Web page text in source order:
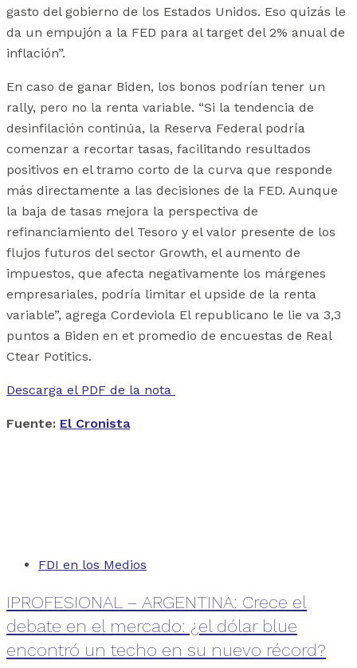
gasto del gobierno de los Estados Unidos. Eso quizás le
da un empujón a la FED para al target del 2% anual de
inflación”.
En caso de ganar Biden, los bonos podrían tener un
rally, pero no la renta variable. “Si la tendencia de
desinfilación continúa, la Reserva Federal podría
comenzar a recortar tasas, facilitando resultados
positivos en el tramo corto de la curva que responde
más directamente a las decisiones de la FED. Aunque
la baja de tasas mejora la perspectiva de
refinanciamiento del Tesoro y el valor presente de los
flujos futuros del sector Growth, el aumento de
impuestos, que afecta negativamente los márgenes
empresariales, podría limitar el upside de la renta
variable”, agrega Cordeviola El republicano le lie va 3,3
puntos a Biden en et promedio de encuestas de Real
Ctear Potitics.
Descarga el PDF de la nota
Fuente: El Cronista
FDI en los Medios
IPROFESIONAL – ARGENTINA: Crece el
debate en el mercado: ¿el dólar blue
encontró un techo en su nuevo récord?